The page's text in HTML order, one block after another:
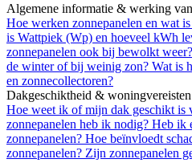
Algemene informatie & werking
Hoe werken zonnepanelen en wat
is Wattpiek (Wp) en hoeveel kWh
zonnepanelen ook bij bewolkt weer?
de winter of bij weinig zon? Wat is
en zonnecollectoren?
Dakgeschiktheid & woningvereisten
Hoe weet ik of mijn dak geschikt is
zonnepanelen heb ik nodig? Heb ik
zonnepanelen? Hoe beïnvloedt
zonnepanelen? Zijn zonnepanelen